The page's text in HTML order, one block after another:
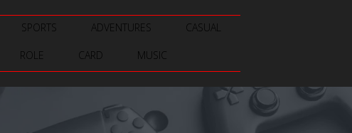
SPORTS ADVENTURES CASUAL
ROLE CARD MUSIC